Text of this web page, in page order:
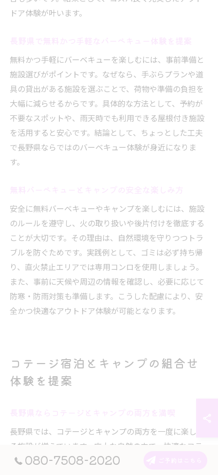
ドア体験が叶います。
無料かつ手軽にバーベキューを楽しむには、事前準備と
施設選びがポイントです。なぜなら、手ぶらプランや道
具の貸出がある施設を選ぶことで、荷物や準備の負担を
大幅に減らせるからです。具体的な方法として、予約が
不要なスポットや、雨天時でも利用できる屋根付き施設
を活用すると安心です。結論として、ちょっとした工夫
で長野県ならではのバーベキュー体験が身近になりま
す。
安全に無料バーベキューやキャンプを楽しむには、施設
のルールを遵守し、火の取り扱いや後片付けを徹底する
ことが大切です。その理由は、自然環境を守りつつトラ
ブルを防ぐためです。実践例として、ゴミは必ず持ち帰
り、直火禁止エリアでは専用コンロを使用しましょう。
また、事前に天候や周辺の情報を確認し、必要に応じて
防寒・防雨対策も準備します。こうした配慮により、安
全かつ快適なアウトドア体験が可能となります。
コテージ宿泊とキャンプの組合せ
体験を提案
長野県では、コテージとキャンプの両方を一度に楽しめ
る施設が増えています。広大な自然の中で、快適なコテ
ージ宿泊とアウトドアの醍醐味を両立できるのが特徴で
080-7508-2020